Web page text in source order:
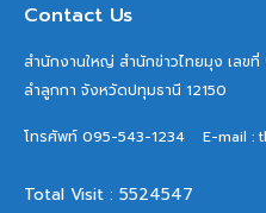
Contact Us
สำนักงานใหญ่ สำนักข่าวไทยมุง เลข
ลำลูกกา จังหวัดปทุมธานี 12150
โทรศัพท์ 095-543-1234 E-mail :
Total Visit : 5524547